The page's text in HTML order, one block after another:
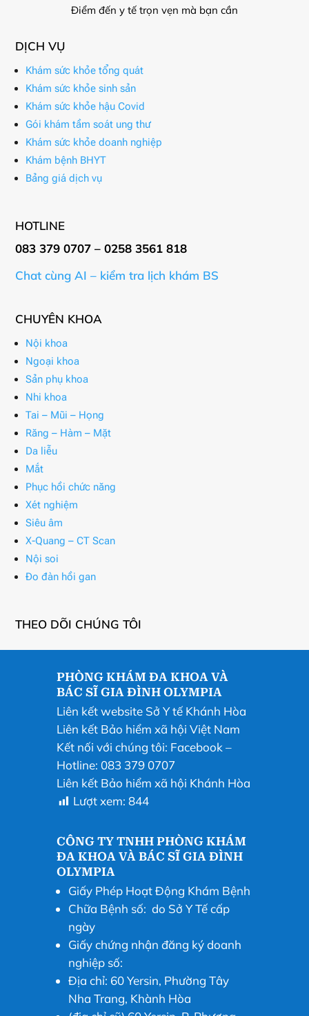
Điểm đến y tế trọn vẹn mà bạn cần
DỊCH VỤ
Khám sức khỏe tổng quát
Khám sức khỏe sinh sản
Khám sức khỏe hậu Covid
Gói khám tầm soát ung thư
Khám sức khỏe doanh nghiệp
Khám bệnh BHYT
Bảng giá dịch vụ
HOTLINE
083 379 0707 – 0258 3561 818
Chat cùng AI – kiểm tra lịch khám BS
CHUYÊN KHOA
Nội khoa
Ngoại khoa
Sản phụ khoa
Nhi khoa
Tai – Mũi – Họng
Răng – Hàm – Mặt
Da liễu
Mắt
Phục hồi chức năng
Xét nghiệm
Siêu âm
X-Quang – CT Scan
Nội soi
Đo đàn hồi gan
THEO DÕI CHÚNG TÔI
PHÒNG KHÁM ĐA KHOA VÀ
BÁC SĨ GIA ĐÌNH OLYMPIA
Liên kết website Sở Y tế Khánh Hòa
Liên kết Bảo hiểm xã hội Việt Nam
Kết nối với chúng tôi: Facebook –
Hotline: 083 379 0707
Liên kết Bảo hiểm xã hội Khánh Hòa
Lượt xem: 844
CÔNG TY TNHH PHÒNG KHÁM
ĐA KHOA VÀ BÁC SĨ GIA ĐÌNH
OLYMPIA
Giấy Phép Hoạt Động Khám Bệnh
Chữa Bệnh số: do Sở Y Tế cấp
ngày
Giấy chứng nhận đăng ký doanh
nghiệp số:
Địa chỉ: 60 Yersin, Phường Tây
Nha Trang, Khành Hòa